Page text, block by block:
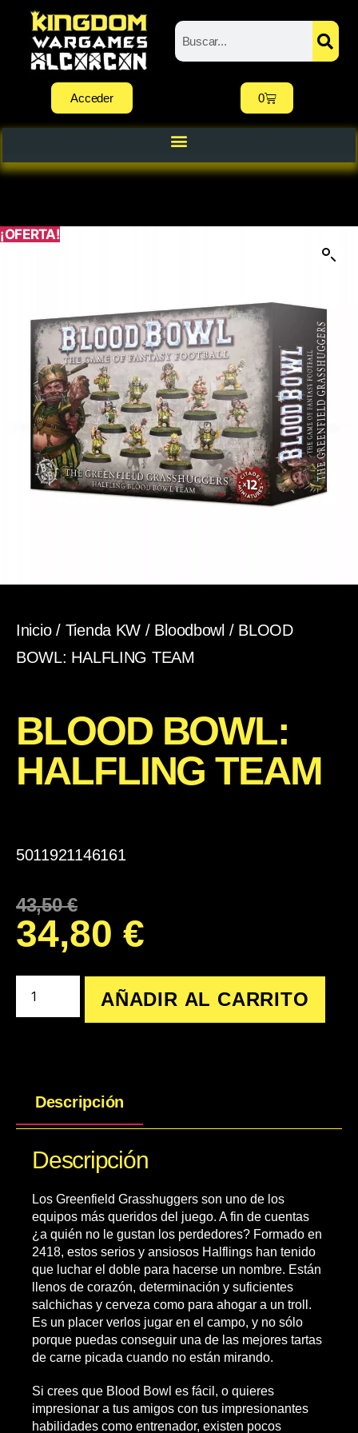
Acceder 0
¡OFERTA!
Inicio/ Tienda KW / Bloodbowl / BLOOD
BOWL: HALFLING TEAM
BLOOD BOWL:
HALFLING TEAM
5011921146161
43,50€
34,80 €
AÑADIR AL CARRITO
Descripción
Descripción
Los Greenfield Grasshuggers son uno de los
equipos más queridos del juego. A fin de cuentas
¿a quién no le gustan los perdedores? Formado en
2418, estos serios y ansiosos Halflings han tenido
que luchar el doble para hacerse un nombre. Están
llenos de corazón, determinación y suficientes
salchichas y cerveza como para ahogar a un troll.
Es un placer verlos jugar en el campo, y no sólo
porque puedas conseguir una de las mejores tartas
de carne picada cuando no están mirando.
Si crees que Blood Bowl es fácil, o quieres
impresionar a tus amigos con tus impresionantes
habilidades como entrenador, existen pocos